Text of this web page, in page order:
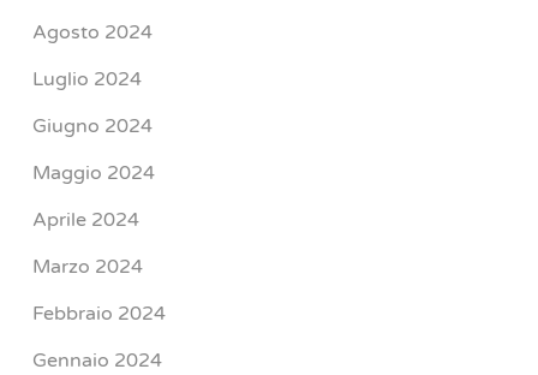
Agosto 2024
Luglio 2024
Giugno 2024
Maggio 2024
Aprile 2024
Marzo 2024
Febbraio 2024
Gennaio 2024